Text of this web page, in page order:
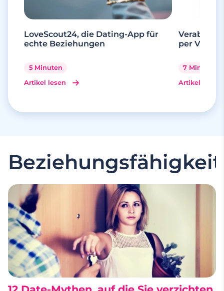
LoveScout24, die Dating-App für
echte Beziehungen
5 Minuten
Artikel lesen
per
7 Minuten
Artikel lesen
Beziehungsfähigkeit